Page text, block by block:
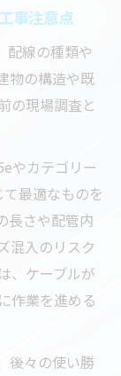
事注意点
配線の種類や
物の構造や既
の現場調査と
やカテゴリー
最適なものを
長さや配管内
混入のリスク
、ケーブルが
作業を進める
後々の使い勝